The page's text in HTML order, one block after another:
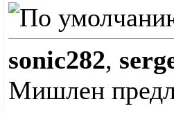
sonic282,
Мишлен